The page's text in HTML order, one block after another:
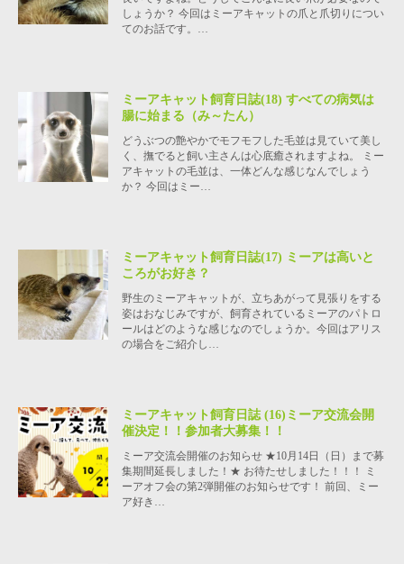
しょうか？ 今回はミーアキャットの爪と爪切りについ
てのお話です。…
ミーアキャット飼育日誌(18) すべての病気は
腸に始まる（み～たん）
どうぶつの艶やかでモフモフした毛並は見ていて美し
く、撫でると飼い主さんは心底癒されますよね。 ミー
アキャットの毛並は、一体どんな感じなんでしょう
か？ 今回はミー…
ミーアキャット飼育日誌(17) ミーアは高いと
ころがお好き？
野生のミーアキャットが、立ちあがって見張りをする
姿はおなじみですが、飼育されているミーアのパトロ
ールはどのような感じなのでしょうか。今回はアリス
の場合をご紹介し…
ミーアキャット飼育日誌 (16)ミーア交流会開
催決定！！参加者大募集！！
ミーア交流会開催のお知らせ ★10月14日（日）まで募
集期間延長しました！★ お待たせしました！！！ ミ
ーアオフ会の第2弾開催のお知らせです！ 前回、ミー
ア好き…